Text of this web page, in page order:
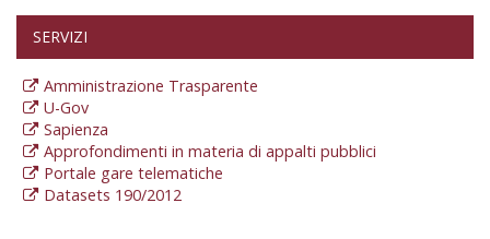
SERVIZI
Amministrazione Trasparente
U-Gov
Sapienza
Approfondimenti in materia di appalti pubblici
Portale gare telematiche
Datasets 190/2012